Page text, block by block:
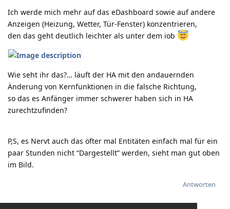
Ich werde mich mehr auf das eDashboard sowie auf andere
Anzeigen (Heizung, Wetter, Tür-Fenster) konzentrieren,
den das geht deutlich leichter als unter dem iob
Wie seht ihr das?… läuft der HA mit den andauernden
Änderung von Kernfunktionen in die falsche Richtung,
so das es Anfänger immer schwerer haben sich in HA
zurechtzufinden?
P,S, es Nervt auch das öfter mal Entitäten einfach mal für ein
paar Stunden nicht “Dargestellt” werden, sieht man gut oben
im Bild.
Antworten